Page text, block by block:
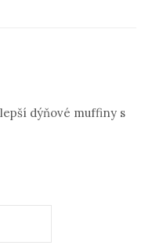
dýňové muffiny s